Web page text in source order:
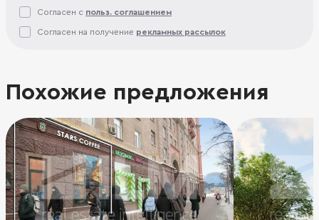
Согласен с польз. соглашением
Согласен на получение рекламных рассылок
Похожие предложения